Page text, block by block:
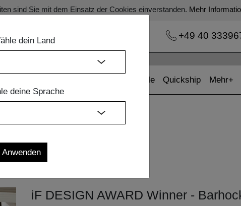
sind Sie mit dem Einsatz der Cookies einverstanden. Mehr
+49 40
für exklusive Vorteile!
Sale(current)
Quickship(current)
Mehr
iF DESIGN AWARD Winner -
dein Land
deine Sprache